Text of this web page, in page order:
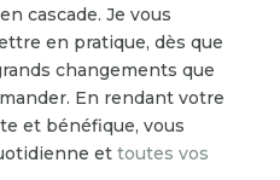
cascade. Je vous
en pratique, dès que
changements que
En rendant votre
et bénéfique, vous
et toutes vos